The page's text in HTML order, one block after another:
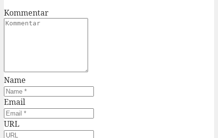
Kommentar
Name
Email
URL